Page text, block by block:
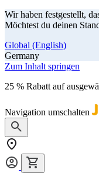
Wir haben festgestellt,
Möchtest du deinen
Global (English)
Germany
Zum Inhalt springen
25 % Rabatt auf
Navigation umschalten